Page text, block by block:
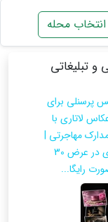
انتخاب محله
تبلیغاتی
3*4 یا 6*4 | عکس پرسنلی برای
لاتاری با
مهاجرتی |
تحویل عکس ها به صورت فوری در عرض 30
رایگا...